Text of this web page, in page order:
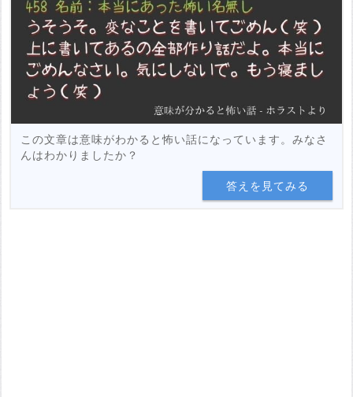
この文章は意味がわかると怖い話になっています。みなさ
んはわかりましたか？
答えを見てみる